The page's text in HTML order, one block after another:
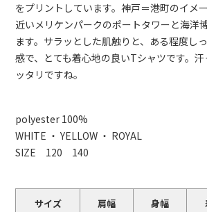
をプリントしています。神戸＝港町のイメ
近いメリケンパークのポートタワーと海洋
ます。サラッとした肌触りと、ある程度し
感で、とても着心地の良いTシャツです。
ッタリですね。
polyester 100%
WHITE ・ YELLOW ・ ROYAL
SIZE 120 140
サイズ 肩幅 身幅